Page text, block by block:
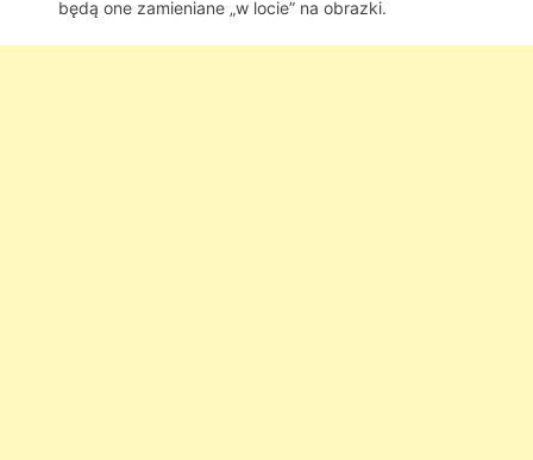
będą one zamieniane „w locie” na obrazki.